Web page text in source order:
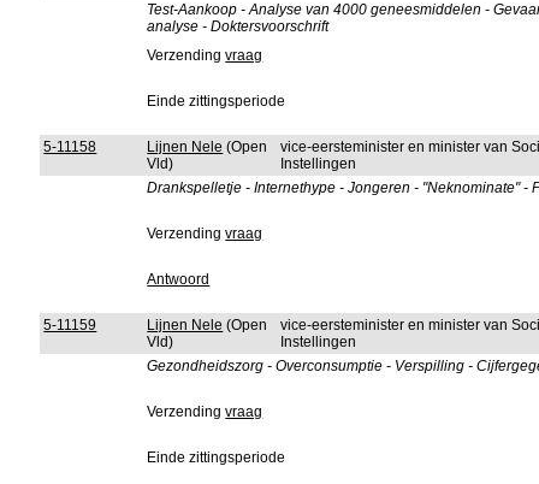
Test-Aankoop - Analyse van 4000 geneesmiddelen -
analyse - Doktersvoorschrift
Verzendingvraag
Einde zittingsperiode
5-11158 Lijnen Nele (Open
Vld)
vice-eersteminister en minister van
Instellingen
Drankspelletje - Internethype - Jongeren - "Neknominate" -
Verzendingvraag
Antwoord
5-11159 Lijnen Nele (Open
Vld)
vice-eersteminister en minister van
Instellingen
Gezondheidszorg - Overconsumptie - Verspilling -
Verzendingvraag
Einde zittingsperiode